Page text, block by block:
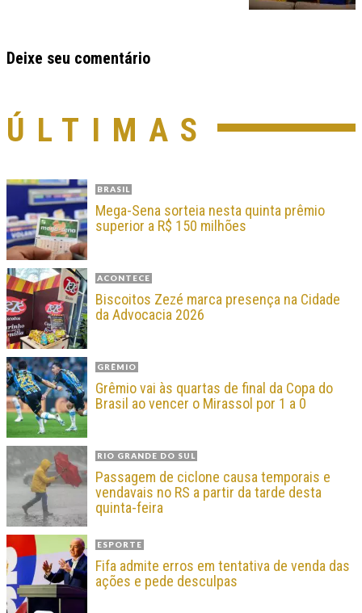
Deixe seu comentário
ÚLTIMAS
BRASIL
Mega-Sena sorteia nesta quinta prêmio
superior a R$ 150 milhões
ACONTECE
Biscoitos Zezé marca presença na Cidade
da Advocacia 2026
GRÊMIO
Grêmio vai às quartas de final da Copa do
Brasil ao vencer o Mirassol por 1 a 0
RIO GRANDE DO SUL
Passagem de ciclone causa temporais e
vendavais no RS a partir da tarde desta
quinta-feira
ESPORTE
Fifa admite erros em tentativa de venda das
ações e pede desculpas